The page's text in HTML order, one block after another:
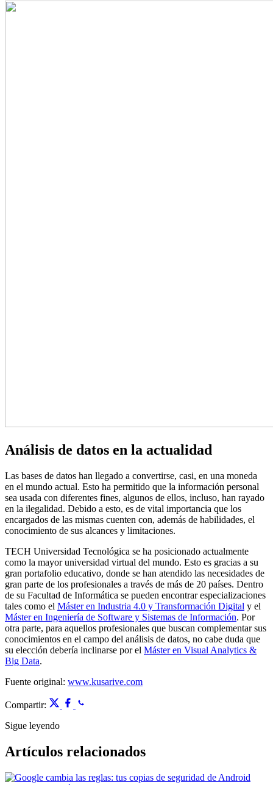
Análisis de datos en la actualidad
Las bases de datos han llegado a convertirse, casi, en una moneda
en el mundo actual. Esto ha permitido que la información personal
sea usada con diferentes fines, algunos de ellos, incluso, han rayado
en la ilegalidad. Debido a esto, es de vital importancia que los
encargados de las mismas cuenten con, además de habilidades, el
conocimiento de sus alcances y limitaciones.
TECH Universidad Tecnológica se ha posicionado actualmente
como la mayor universidad virtual del mundo. Esto es gracias a su
gran portafolio educativo, donde se han atendido las necesidades de
gran parte de los profesionales a través de más de 20 países. Dentro
de su Facultad de Informática se pueden encontrar especializaciones
tales como el Máster en Industria 4.0 y Transformación Digital y el
Máster en Ingeniería de Software y Sistemas de Información. Por
otra parte, para aquellos profesionales que buscan complementar sus
conocimientos en el campo del análisis de datos, no cabe duda que
su elección debería inclinarse por el Máster en Visual Analytics &
Big Data.
Fuente original: www.kusarive.com
Compartir:
Sigue leyendo
Artículos relacionados